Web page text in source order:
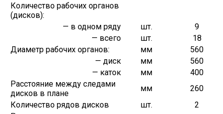
Количество рабочих органов
(дисков):
— в одном ряду
шт.
9
— всего
шт.
18
Диаметр рабочих органов:
мм
560
— диск
мм
560
— каток
мм
400
Расстояние между следами
дисков в плане
мм
260
Количество рядов дисков
шт.
2